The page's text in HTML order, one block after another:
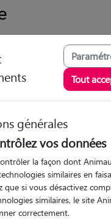
Pyrénées-Orientales/
Audrey -
PERPIGNAN
Tout
générales
vos données
la façon dont
similaires en
que si vous désactivez
similaires, le site
correctement.